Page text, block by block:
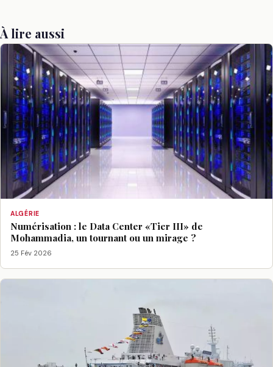
À lire aussi
ALGÉRIE
Numérisation : le Data Center «Tier III» de
Mohammadia, un tournant ou un mirage ?
25 Fév 2026